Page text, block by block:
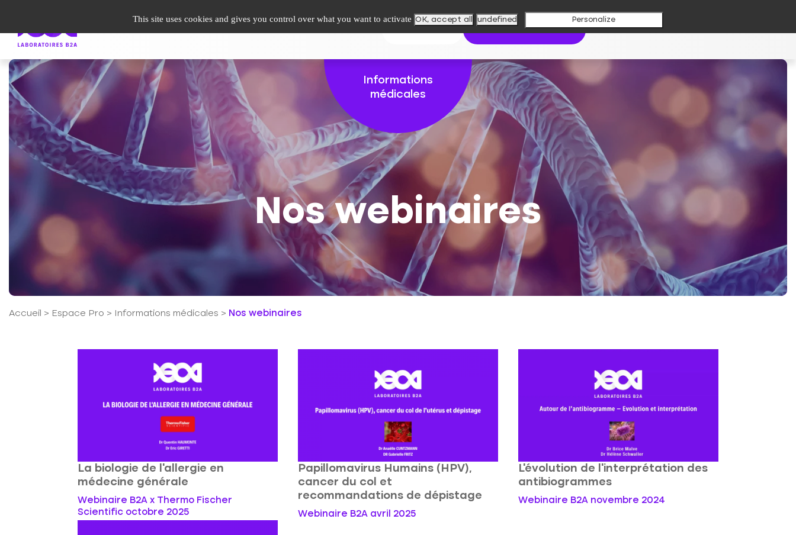
Trouver mon laboratoire
Informations
médicales
Nos webinaires
Accueil > Espace Pro > Informations médicales > Nos webinaires
La biologie de l'allergie en
médecine générale
Webinaire B2A x Thermo Fischer
Scientific octobre 2025
Papillomavirus Humains (HPV),
cancer du col et
recommandations de dépistage
Webinaire B2A avril 2025
L'évolution de l'interprétation des
antibiogrammes
Webinaire B2A novembre 2024
This site uses cookies and gives you control over what you want to activate OK, accept all undefined Personalize